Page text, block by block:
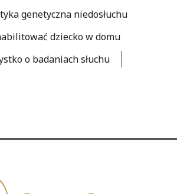
genetyczna niedosłuchu
dziecko w domu
o badaniach słuchu